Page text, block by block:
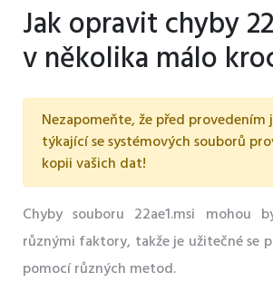
Jak opravit chyby
v několika málo
Nezapomeňte, že před provedením
týkající se systémových souborů
kopii vašich dat!
Chyby souboru 22ae1.msi mohou
různými faktory, takže je užitečné se
pomocí různých metod.